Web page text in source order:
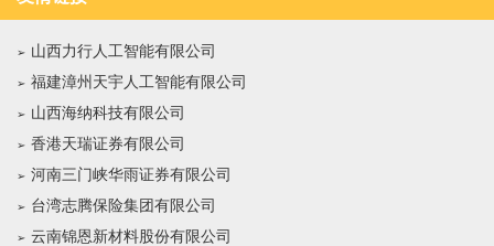
山西力行人工智能有限公司
福建漳州天宇人工智能有限公司
山西海纳科技有限公司
香港天瑞证券有限公司
河南三门峡华雨证券有限公司
台湾志腾保险集团有限公司
云南锦恩新材料股份有限公司